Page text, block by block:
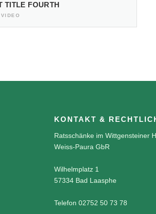
TITLE FOURTH
KONTAKT &
Ratsschänke im Wittgensteiner
Weiss-Paura GbR
Wilhelmplatz 1
57334 Bad Laasphe
Telefon 02752 50 73 78